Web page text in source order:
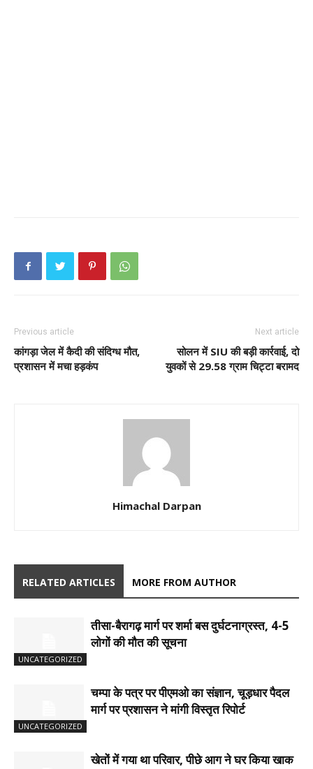
Previous article
कांगड़ा जेल में कैदी की संदिग्ध मौत,
प्रशासन में मचा हड़कंप
Next article
सोलन में SIU की बड़ी कार्रवाई, दो
युवकों से 29.58 ग्राम चिट्टा बरामद
Himachal Darpan
RELATED ARTICLES MORE FROM AUTHOR
UNCATEGORIZED
तीसा-बैरागढ़ मार्ग पर शर्मा बस दुर्घटनाग्रस्त, 4-5
लोगों की मौत की सूचना
UNCATEGORIZED
चम्पा के पत्र पर पीएमओ का संज्ञान, चूड़धार पैदल
मार्ग पर प्रशासन ने मांगी विस्तृत रिपोर्ट
खेतों में गया था परिवार, पीछे आग ने घर किया खाक